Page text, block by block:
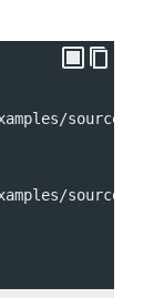
source/
source/